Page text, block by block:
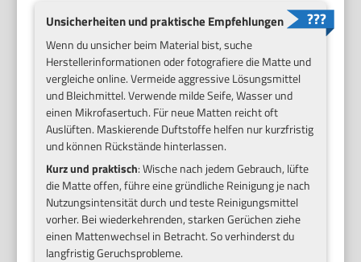
Unsicherheiten und praktische Empfehlungen
Wenn du unsicher beim Material bist, suche
Herstellerinformationen oder fotografiere die Matte und
vergleiche online. Vermeide aggressive Lösungsmittel
und Bleichmittel. Verwende milde Seife, Wasser und
einen Mikrofasertuch. Für neue Matten reicht oft
Auslüften. Maskierende Duftstoffe helfen nur kurzfristig
und können Rückstände hinterlassen.
Kurz und praktisch: Wische nach jedem Gebrauch, lüfte
die Matte offen, führe eine gründliche Reinigung je nach
Nutzungsintensität durch und teste Reinigungsmittel
vorher. Bei wiederkehrenden, starken Gerüchen ziehe
einen Mattenwechsel in Betracht. So verhinderst du
langfristig Geruchsprobleme.